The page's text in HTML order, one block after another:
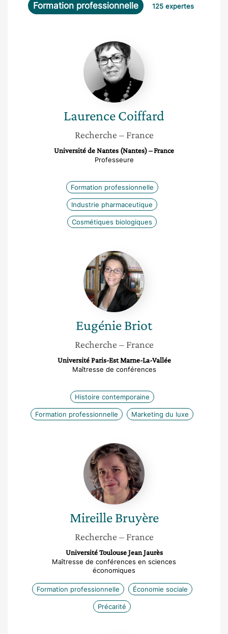
Formation professionnelle 125 expertes
Laurence
Coiffard
LaurenceCoiffard
Recherche – France
Université de Nantes (Nantes) – France
Professeure
Formation professionnelle
Industrie pharmaceutique
Cosmétiques biologiques
Eugénie
Briot
EugénieBriot
Recherche – France
Université Paris-Est Marne-La-Vallée
Maîtresse de conférences
Histoire contemporaine
Formation professionnelle Marketing du luxe
Mireille
Bruyère
Mireille Bruyère
Recherche – France
Université Toulouse Jean Jaurès
Maîtresse de conférences en sciences
économiques
Formation professionnelle Économie sociale
Précarité